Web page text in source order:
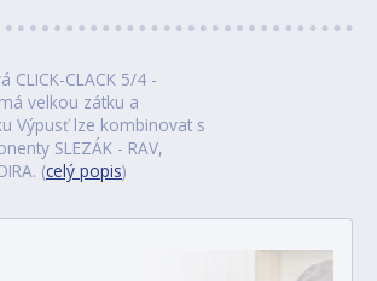
CLICK-CLACK 5/4 -
velkou zátku a
Výpusť lze kombinovat s
SLEZÁK - RAV,
(celý popis)